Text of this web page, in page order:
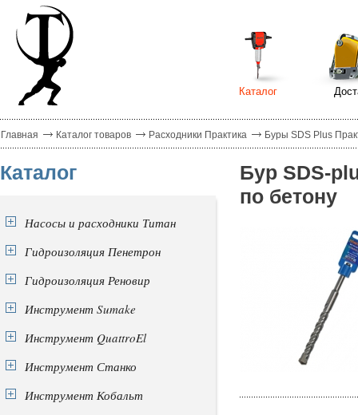
Каталог
Главная Каталог товаров Расходники Практика Буры SDS Plus
Каталог
Насосы и расходники Титан
Гидроизоляция Пенетрон
Гидроизоляция Реновир
Инструмент Sumake
Инструмент QuattroEl
Инструмент Станко
Инструмент Кобальт
Бур SDS-
по бетону